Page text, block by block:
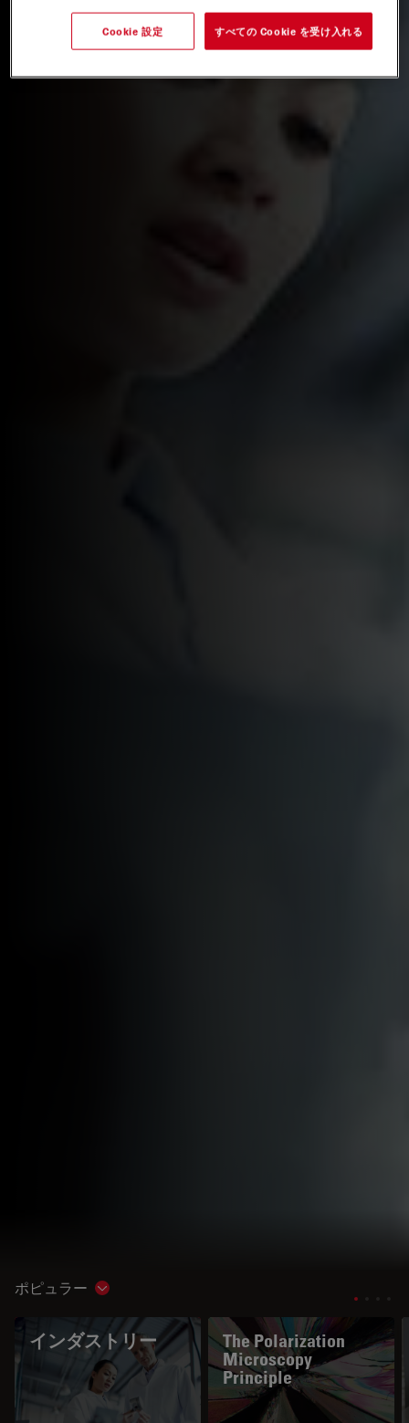
ポピュラー Show subnavigation
インダストリー
The Polarization
Microscopy
Principle
Cookie 設定 すべての Cookie を受け入れる